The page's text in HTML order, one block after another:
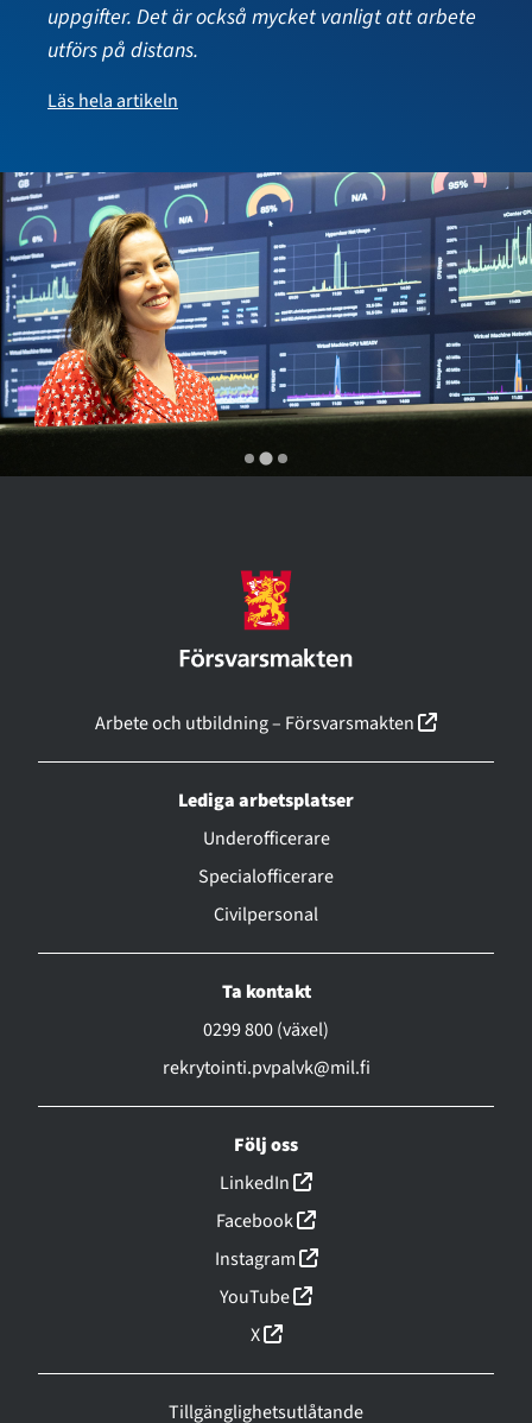
uppgifter. Det är också mycket vanligt att arbete
utförs på distans.
Läs hela artikeln
Arbete och utbildning – Försvarsmakten (linkki
Lediga arbetsplatser
Underofficerare
Specialofficerare
Civilpersonal
Ta kontakt
0299 800 (växel)
rekrytointi.pvpalvk@mil.fi
Följ oss
LinkedIn
(linkki avautuu uuteen
Facebook
(linkki avautuu uuteen
Instagram
(linkki avautuu uuteen
YouTube
(linkki avautuu uuteen
X
(linkki avautuu uuteen
Tillgänglighetsutlåtande